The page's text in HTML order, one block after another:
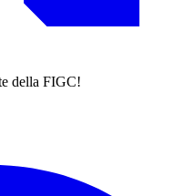
della FIGC!